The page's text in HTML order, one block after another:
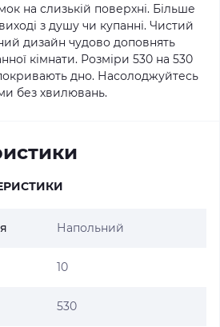
на слизькій поверхні. Більше
з душу чи купанні. Чистий
дизайн чудово доповнять
кімнати. Розміри 530 на 530
дно. Насолоджуйтесь
без хвилювань.
Напольний
10
530